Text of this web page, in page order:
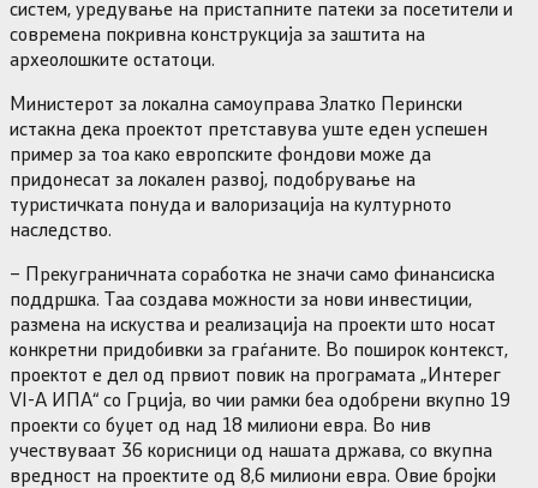
систем, уредување на пристапните патеки за посетители и
современа покривна конструкција за заштита на
археолошките остатоци.
Министерот за локална самоуправа Златко Перински
истакна дека проектот претставува уште еден успешен
пример за тоа како европските фондови може да
придонесат за локален развој, подобрување на
туристичката понуда и валоризација на културното
наследство.
– Прекуграничната соработка не значи само финансиска
поддршка. Таа создава можности за нови инвестиции,
размена на искуства и реализација на проекти што носат
конкретни придобивки за граѓаните. Во поширок контекст,
проектот е дел од првиот повик на програмата „Интерег
VI-А ИПА“ со Грција, во чии рамки беа одобрени вкупно 19
проекти со буџет од над 18 милиони евра. Во нив
учествуваат 36 корисници од нашата држава, со вкупна
вредност на проектите од 8,6 милиони евра. Овие бројки